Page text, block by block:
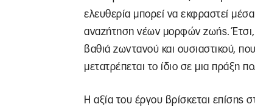
ελευθερία μπορεί να εκφραστεί
αναζήτηση νέων μορφών ζωής. Έτσι,
βαθιά ζωντανού και ουσιαστικού,
μετατρέπεται το ίδιο σε μια πράξη
Η αξία του έργου βρίσκεται επίσης